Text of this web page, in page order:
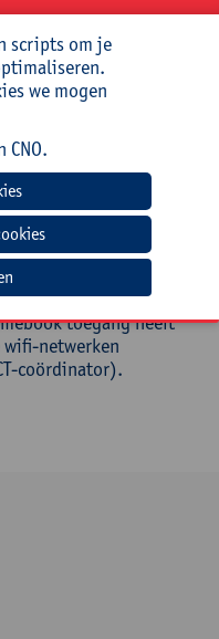
en
uit het lager
te experimenteren
(met
toegang heeft
netwerken
coördinator).
scripts om je
we mogen
CNO.